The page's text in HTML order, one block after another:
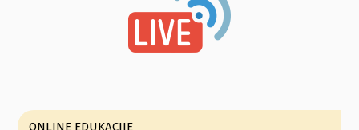
ONLINE EDUKACIJE